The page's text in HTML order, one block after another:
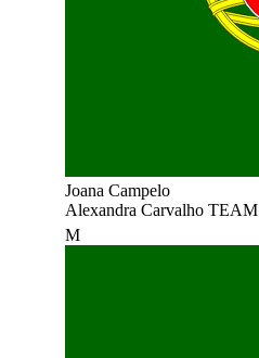
Joana Campelo
Alexandra Carvalho TEAM
M